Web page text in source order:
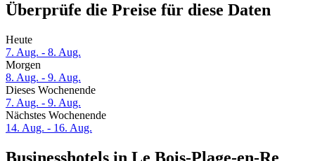
Überprüfe die Preise für diese Daten
Heute
7. Aug. - 8. Aug.
Morgen
8. Aug. - 9. Aug.
Dieses Wochenende
7. Aug. - 9. Aug.
Nächstes Wochenende
14. Aug. - 16. Aug.